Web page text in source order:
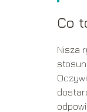
Co
Nisza